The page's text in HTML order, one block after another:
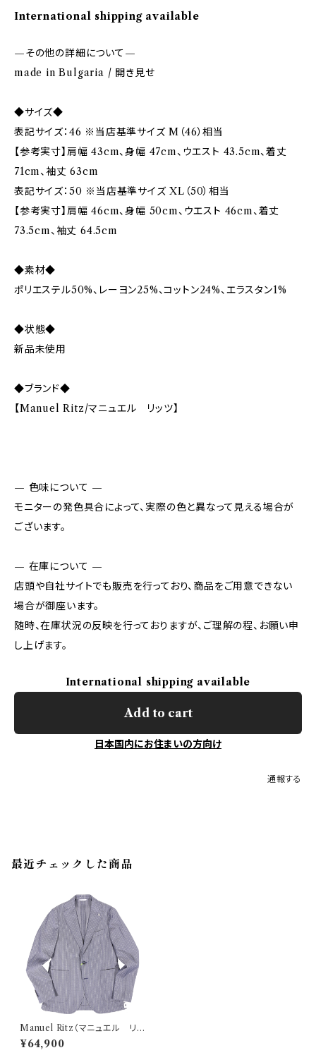
International shipping available
—その他の詳細について—
made in Bulgaria / 開き見せ
◆サイズ◆
表記サイズ：46 ※当店基準サイズ M（46）相当
【参考実寸】肩幅 43cm、身幅 47cm、ウエスト 43.5cm、着丈
71cm、袖丈 63cm
表記サイズ：50 ※当店基準サイズ XL（50）相当
【参考実寸】肩幅 46cm、身幅 50cm、ウエスト 46cm、着丈
73.5cm、袖丈 64.5cm
◆素材◆
ポリエステル50%、レーヨン25%、コットン24%、エラスタン1%
◆状態◆
新品未使用
◆ブランド◆
【Manuel Ritz/マニュエル リッツ】
— 色味について —
モニターの発色具合によって、実際の色と異なって見える場合が
ございます。
— 在庫について —
店頭や自社サイトでも販売を行っており、商品をご用意できない
場合が御座います。
随時、在庫状況の反映を行っておりますが、ご理解の程、お願い申
し上げます。
International shipping available
Add to cart
日本国内にお住まいの方向け
通報する
最近チェックした商品
Manuel Ritz（マニュエル リッ
ツ） ジャケット 3632G2728 34
770
¥64,900